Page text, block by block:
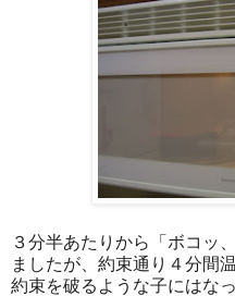
３分半あたりから「ボコッ
ましたが、約束通り４分間
約束を破るような子にはな